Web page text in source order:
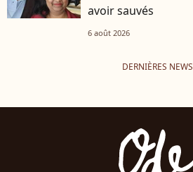
avoir sauvés
6 août 2026
DERNIÈRES NEWS